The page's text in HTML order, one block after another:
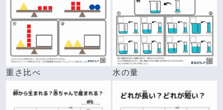
重さ比べ 水の量